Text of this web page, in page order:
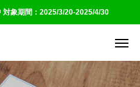
対象期間：2025/3/20-2025/4/30